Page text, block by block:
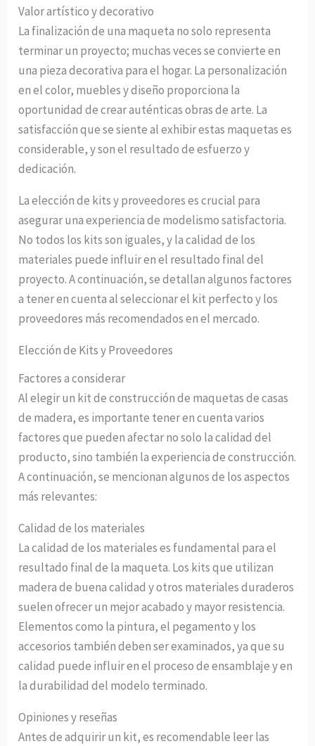
Valor artístico y decorativo
La finalización de una maqueta no solo representa
terminar un proyecto; muchas veces se convierte en
una pieza decorativa para el hogar. La personalización
en el color, muebles y diseño proporciona la
oportunidad de crear auténticas obras de arte. La
satisfacción que se siente al exhibir estas maquetas es
considerable, y son el resultado de esfuerzo y
dedicación.
La elección de kits y proveedores es crucial para
asegurar una experiencia de modelismo satisfactoria.
No todos los kits son iguales, y la calidad de los
materiales puede influir en el resultado final del
proyecto. A continuación, se detallan algunos factores
a tener en cuenta al seleccionar el kit perfecto y los
proveedores más recomendados en el mercado.
Elección de Kits y Proveedores
Factores a considerar
Al elegir un kit de construcción de maquetas de casas
de madera, es importante tener en cuenta varios
factores que pueden afectar no solo la calidad del
producto, sino también la experiencia de construcción.
A continuación, se mencionan algunos de los aspectos
más relevantes:
Calidad de los materiales
La calidad de los materiales es fundamental para el
resultado final de la maqueta. Los kits que utilizan
madera de buena calidad y otros materiales duraderos
suelen ofrecer un mejor acabado y mayor resistencia.
Elementos como la pintura, el pegamento y los
accesorios también deben ser examinados, ya que su
calidad puede influir en el proceso de ensamblaje y en
la durabilidad del modelo terminado.
Opiniones y reseñas
Antes de adquirir un kit, es recomendable leer las